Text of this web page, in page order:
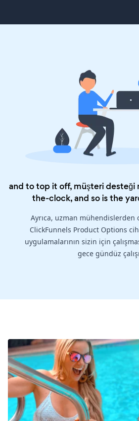
and to top it off, müşteri
the-clock, and so is the
Ayrıca, uzman mühendislerden
ClickFunnels Product Options
uygulamalarının sizin için
gece gündüz